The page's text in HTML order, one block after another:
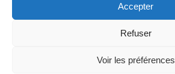
Accepter
Refuser
Voir les préférences